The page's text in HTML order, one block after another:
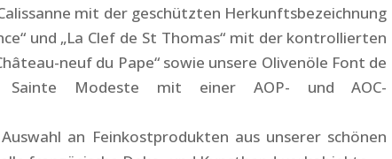
mit der geschützten Herkunftsbezeichnung
und „La Clef de St Thomas“ mit der kontrollierten
neuf du Pape“ sowie unsere Olivenöle Font de
Sainte Modeste mit einer AOP- und AOC-
an Feinkostprodukten aus unserer schönen